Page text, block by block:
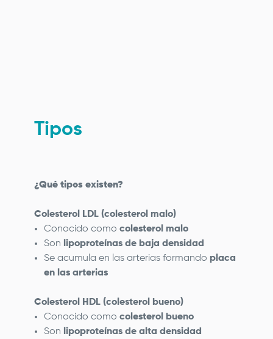
Tipos
¿Qué tipos existen?
Colesterol LDL (colesterol malo)
Conocido como colesterol malo
Son
lipoproteínas de baja densidad
Se acumula en las arterias formando placa
en las arterias
Colesterol HDL (colesterol bueno)
Conocido como colesterol bueno
Son
lipoproteínas de alta densidad